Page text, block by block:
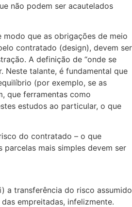
não podem ser acautelados
modo que as obrigações de meio
contratado (design), devem ser
A definição de “onde se
Neste talante, é fundamental que
(por exemplo, se as
que ferramentas como
estudos ao particular, o que
do contratado – o que
mais simples devem ser
a transferência do risco assumido
empreitadas, infelizmente.